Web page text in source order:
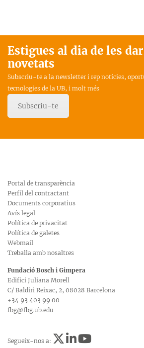
Estigues al dia de les
novetats
Subscriu-te a la newsletter i rep notícies,
tecnologies de la UB, i molt més
Subscriu-te
Portal de transparència
Perfil del contractant
Documents corporatius
Avís legal
Política de privacitat
Política de galetes
Webmail
Treballa amb nosaltres
Fundació Bosch i Gimpera
Edifici Juliana Morell
C/ Baldiri Reixac, 2, 08028 Barcelona
+34 93 403 99 00
fbg@fbg.ub.edu
Segueix-nos a: